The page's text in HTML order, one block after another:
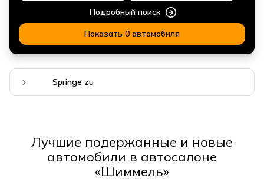
Подробный поиск
Показать 0 автомобиля
Springe zu
Лучшие подержанные и новые
автомобили в автосалоне
«Шиммель»